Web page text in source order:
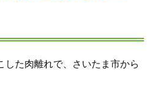
した肉離れで、さいたま市から